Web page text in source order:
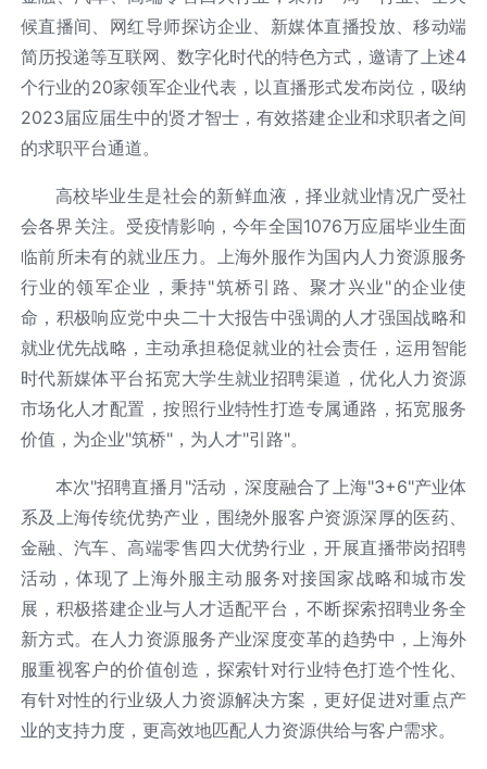
候直播间、网红导师探访企业、新媒体直播投放、移动端
简历投递等互联网、数字化时代的特色方式，邀请了上述4
个行业的20家领军企业代表，以直播形式发布岗位，吸纳
2023届应届生中的贤才智士，有效搭建企业和求职者之间
的求职平台通道。
高校毕业生是社会的新鲜血液，择业就业情况广受社
会各界关注。受疫情影响，今年全国1076万应届毕业生面
临前所未有的就业压力。上海外服作为国内人力资源服务
行业的领军企业，秉持"筑桥引路、聚才兴业"的企业使
命，积极响应党中央二十大报告中强调的人才强国战略和
就业优先战略，主动承担稳促就业的社会责任，运用智能
时代新媒体平台拓宽大学生就业招聘渠道，优化人力资源
市场化人才配置，按照行业特性打造专属通路，拓宽服务
价值，为企业"筑桥"，为人才"引路"。
本次"招聘直播月"活动，深度融合了上海"3+6"产业体
系及上海传统优势产业，围绕外服客户资源深厚的医药、
金融、汽车、高端零售四大优势行业，开展直播带岗招聘
活动，体现了上海外服主动服务对接国家战略和城市发
展，积极搭建企业与人才适配平台，不断探索招聘业务全
新方式。在人力资源服务产业深度变革的趋势中，上海外
服重视客户的价值创造，探索针对行业特色打造个性化、
有针对性的行业级人力资源解决方案，更好促进对重点产
业的支持力度，更高效地匹配人力资源供给与客户需求。